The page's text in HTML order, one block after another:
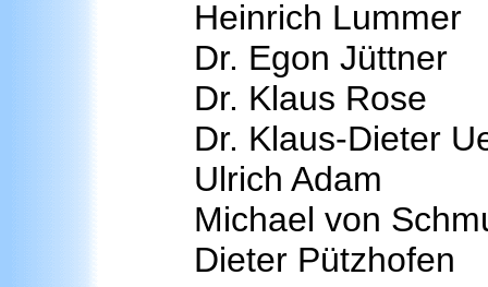
Heinrich Lummer
Dr. Egon Jüttner
Dr. Klaus Rose
Dr. Klaus-Dieter
Ulrich Adam
Michael von
Dieter Pützhofen